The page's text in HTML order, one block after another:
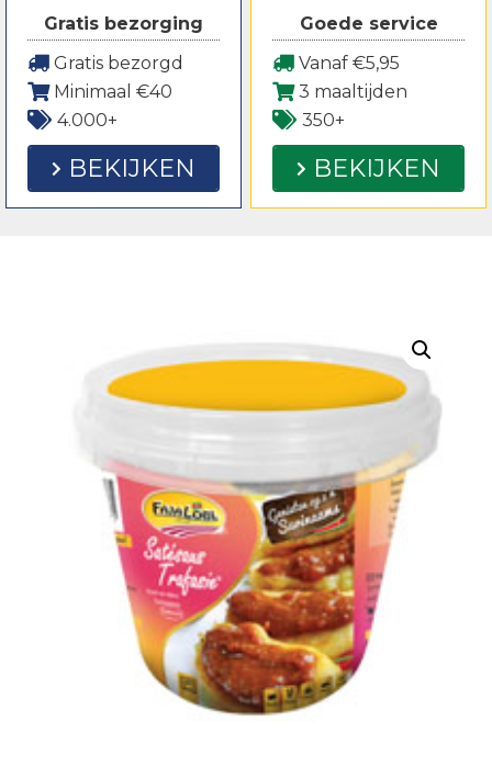
Gratis bezorging
Gratis bezorgd
Minimaal €40
4.000+
BEKIJKEN
Goede service
Vanaf €5,95
3 maaltijden
350+
BEKIJKEN